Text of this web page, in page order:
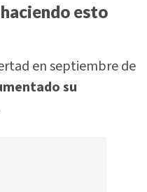
esto
en septiembre de
su